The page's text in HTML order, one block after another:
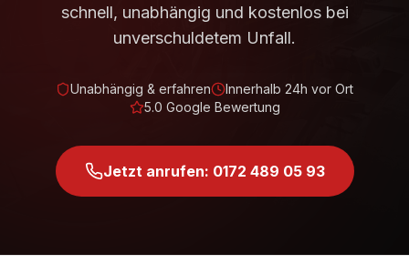
schnell, unabhängig und kostenlos bei
unverschuldetem Unfall.
Unabhängig & erfahren
Innerhalb 24h vor Ort
5.0 Google Bewertung
Jetzt anrufen: 0172 489 05 93